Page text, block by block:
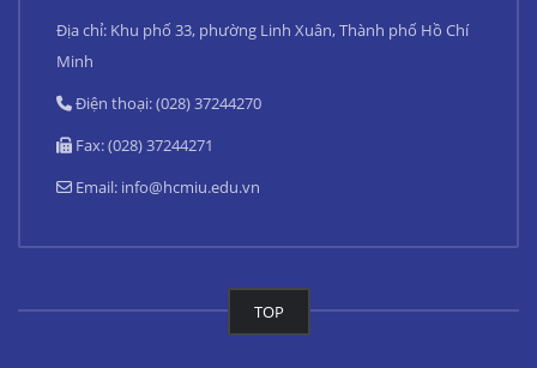
Địa chỉ: Khu phố 33, phường Linh Xuân, Thành phố Hồ Chí
Minh
Điện thoại: (028) 37244270
Fax: (028) 37244271
Email: info@hcmiu.edu.vn
TOP